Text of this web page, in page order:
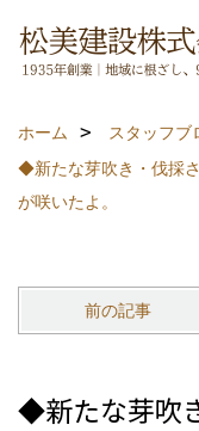
ホーム スタッフブ
◆新たな芽吹き・伐採
が咲いたよ。
前の記事
◆新たな芽吹